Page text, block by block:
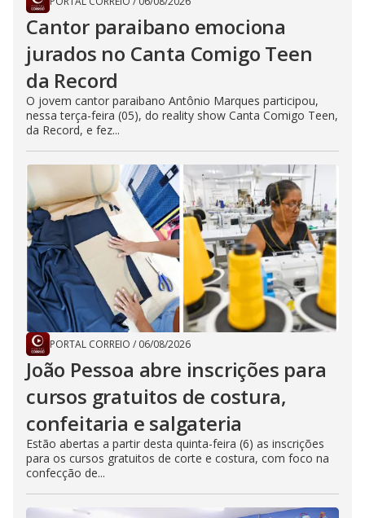
Cantor paraibano emociona
jurados no Canta Comigo Teen
da Record
O jovem cantor paraibano Antônio Marques participou,
nessa terça-feira (05), do reality show Canta Comigo Teen,
da Record, e fez...
PORTAL CORREIO / 06/08/2026
João Pessoa abre inscrições para
cursos gratuitos de costura,
confeitaria e salgateria
Estão abertas a partir desta quinta-feira (6) as inscrições
para os cursos gratuitos de corte e costura, com foco na
confecção de...